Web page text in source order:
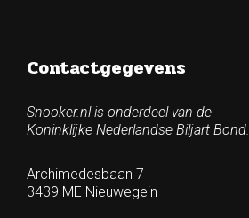
Contactgegevens
Snooker.nl is onderdeel van de
Koninklijke Nederlandse Biljart Bond.
Archimedesbaan 7
3439 ME Nieuwegein